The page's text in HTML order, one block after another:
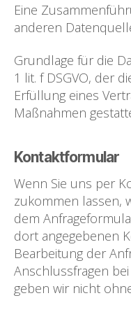
Eine
anderen
Grundlage für die
1 lit. f DSGVO, der
Erfüllung eines
Maßnahmen
Kontaktformular
Wenn Sie uns per
zukommen lassen,
dem
dort angegebenen
Bearbeitung der
Anschlussfragen
geben wir nicht